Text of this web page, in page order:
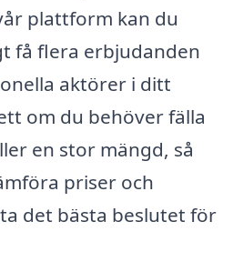
plattform kan du
få flera erbjudanden
aktörer i ditt
om du behöver fälla
en stor mängd, så
priser och
det bästa beslutet för